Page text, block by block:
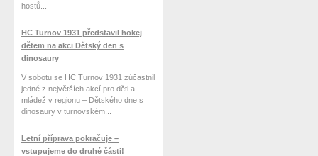
hostů...
HC Turnov 1931 představil hokej
dětem na akci Dětský den s
dinosaury
V sobotu se HC Turnov 1931 zúčastnil
jedné z největších akcí pro děti a
mládež v regionu – Dětského dne s
dinosaury v turnovském...
Letní příprava pokračuje –
vstupujeme do druhé části!